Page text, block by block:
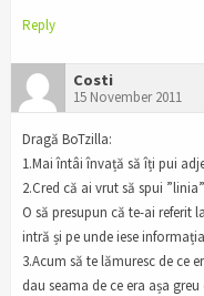
Reply
Costi
15 November 2011
Dragă BoTzilla:
1.Mai întâi învață să îți pui
2.Cred că ai vrut să spui
O să presupun că te-ai referit
intră și pe unde iese
3.Acum să te lămuresc de ce
dau seama de ce era așa